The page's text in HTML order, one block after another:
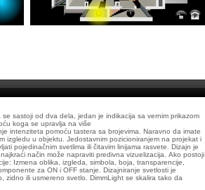
sastoji od dva dela, jedan je indikacija sa vernim prikazom
koga se upravlja na više
intenziteta pomoću tastera sa brojevima. Naravno da imate
izgledu u objektu. Jedostavnim pozicioniranjem na projekat i
pojedinačnim svetlima ili čitavim linijama rasvete. Dizajn je
način može napraviti predivna vizuelizacija. Ako postoji
Izmena oblika, izgleda, simbola, boja, transparencije,
za ON i OFF stanje. Dizajniranje svetlosti je
zidno ili usmereno svetlo. DimmLight se skalira tako da